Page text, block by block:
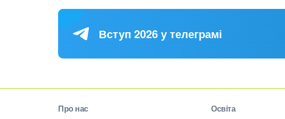
Вступ 2026 у телеграмі
Про нас Освіта